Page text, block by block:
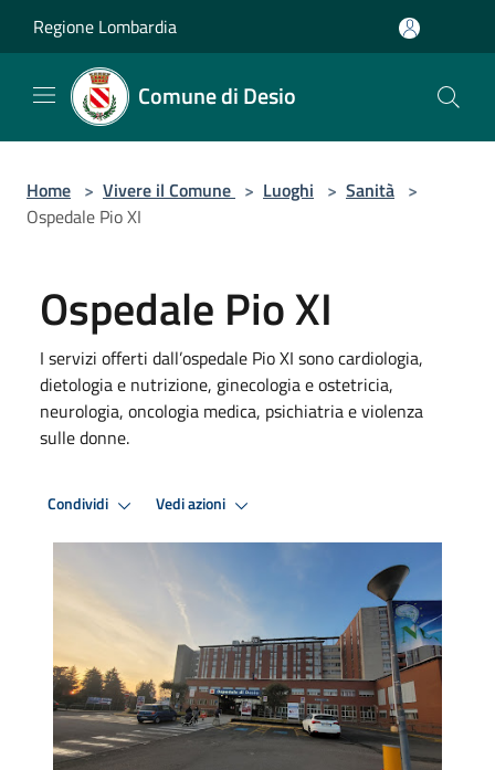
Regione Lombardia
Comune di Desio
Home > Vivere il Comune > Luoghi > Sanità >
Ospedale Pio XI
Ospedale Pio XI
I servizi offerti dall’ospedale Pio XI sono cardiologia,
dietologia e nutrizione, ginecologia e ostetricia,
neurologia, oncologia medica, psichiatria e violenza
sulle donne.
Condividi Vedi azioni